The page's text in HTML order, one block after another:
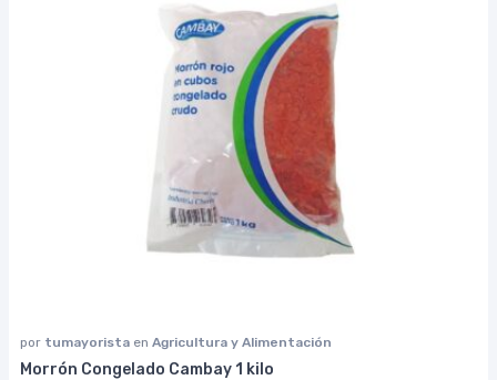
por tumayorista en Agricultura y Alimentación
Morrón Congelado Cambay 1 kilo